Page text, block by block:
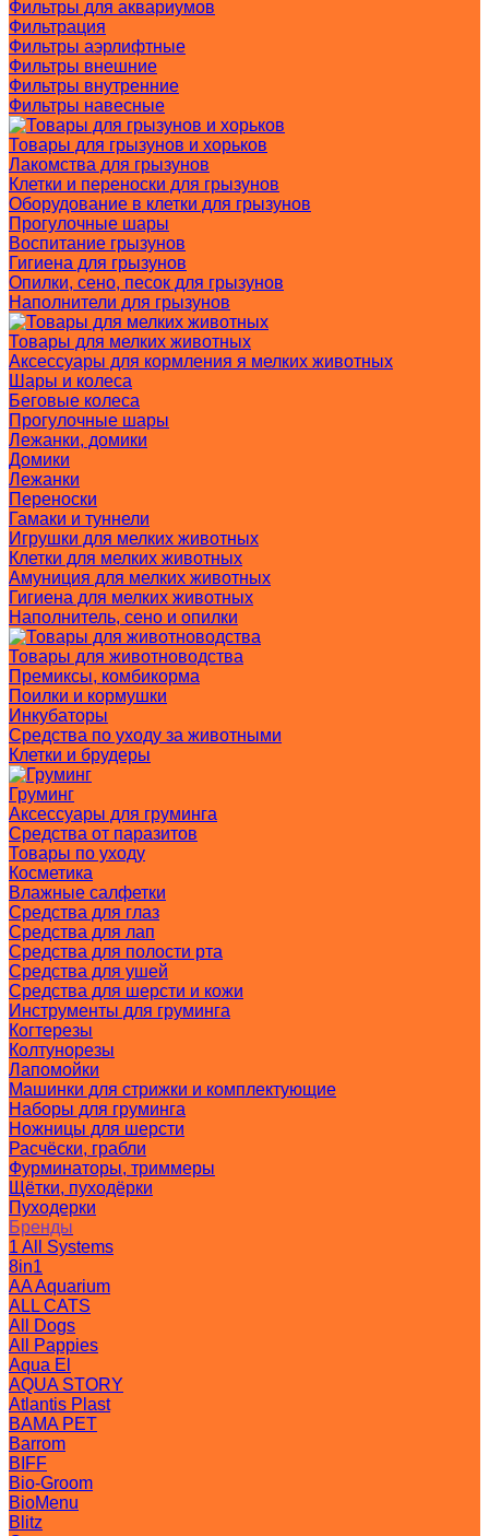
Фильтры для аквариумов
Фильтрация
Фильтры аэрлифтные
Фильтры внешние
Фильтры внутренние
Фильтры навесные
Товары для грызунов и хорьков
Лакомства для грызунов
Клетки и переноски для грызунов
Оборудование в клетки для грызунов
Прогулочные шары
Воспитание грызунов
Гигиена для грызунов
Опилки, сено, песок для грызунов
Наполнители для грызунов
Товары для мелких животных
Аксессуары для кормления я мелких животных
Шары и колеса
Беговые колеса
Прогулочные шары
Лежанки, домики
Домики
Лежанки
Переноски
Гамаки и туннели
Игрушки для мелких животных
Клетки для мелких животных
Амуниция для мелких животных
Гигиена для мелких животных
Наполнитель, сено и опилки
Товары для животноводства
Премиксы, комбикорма
Поилки и кормушки
Инкубаторы
Средства по уходу за животными
Клетки и брудеры
Груминг
Аксессуары для груминга
Средства от паразитов
Товары по уходу
Косметика
Влажные салфетки
Средства для глаз
Средства для лап
Средства для полости рта
Средства для ушей
Средства для шерсти и кожи
Инструменты для груминга
Когтерезы
Колтунорезы
Лапомойки
Машинки для стрижки и комплектующие
Наборы для груминга
Ножницы для шерсти
Расчёски, грабли
Фурминаторы, триммеры
Щётки, пуходёрки
Пуходерки
Бренды
1 All Systems
8in1
AA Aquarium
ALL CATS
All Dogs
All Pappies
Aqua El
AQUA STORY
Atlantis Plast
BAMA PET
Barrom
BIFF
Bio-Groom
BioMenu
Blitz